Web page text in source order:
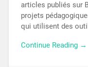
articles publiés sur
projets
qui utilisent des
Continue Reading →